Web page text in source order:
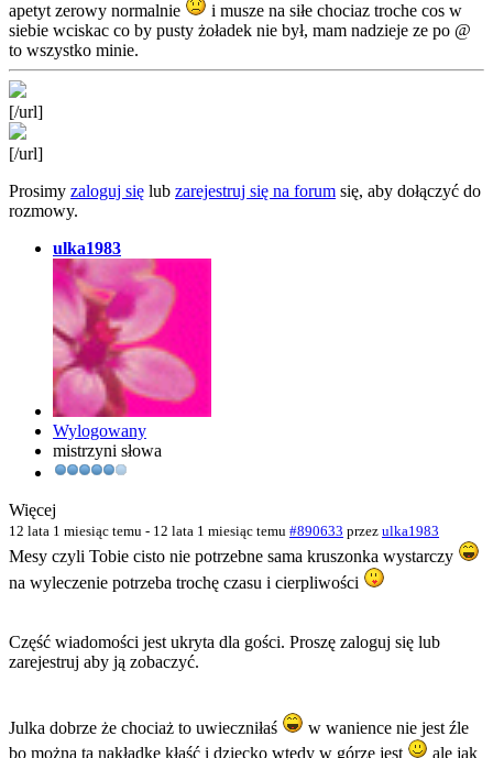
apetyt zerowy normalnie
i musze na siłe chociaz troche cos w
siebie wciskac co by pusty żoładek nie był, mam nadzieje ze po @
to wszystko minie.
[/url]
[/url]
Prosimy zaloguj się lub zarejestruj się na forum się, aby dołączyć do
rozmowy.
ulka1983
Wylogowany
mistrzyni słowa
Więcej
12 lata 1 miesiąc temu - 12 lata 1 miesiąc temu #890633 przez ulka1983
Mesy czyli Tobie cisto nie potrzebne sama kruszonka wystarczy
na wyleczenie potrzeba trochę czasu i cierpliwości
Część wiadomości jest ukryta dla gości. Proszę zaloguj się lub
zarejestruj aby ją zobaczyć.
Julka dobrze że chociaż to uwieczniłaś
w wanience nie jest źle
bo można tą nakładkę kłaść i dziecko wtedy w górze jest
ale jak